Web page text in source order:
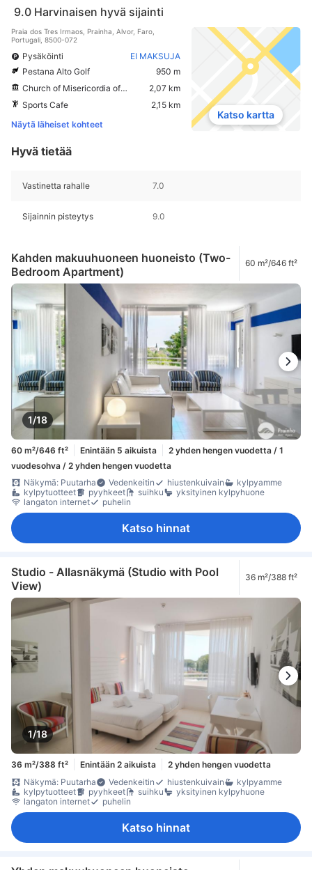
9.0 Harvinaisen hyvä sijainti
Praia dos Tres Irmaos, Prainha, Alvor, Faro,
Portugali, 8500-072
Pysäköinti
EI MAKSUJA
Pestana Alto Golf
950 m
Church of Misericordia of Alvor
2,07 km
Sports Cafe
2,15 km
Näytä läheiset kohteet
Katso kartta
Hyvä tietää
Vastinetta rahalle 7.0
Sijainnin pisteytys 9.0
Kahden makuuhuoneen huoneisto (Two-
Bedroom Apartment)
60 m²/646 ft²
1/18
60 m²/646 ft² Enintään 5 aikuista
2 yhden hengen vuodetta / 1
vuodesohva / 2 yhden hengen vuodetta
Näkymä: Puutarha
Vedenkeitin hiustenkuivain
kylpyamme
kylpytuotteet
pyyhkeet suihku
yksityinen kylpyhuone
langaton internet
puhelin
Katso hinnat
Studio - Allasnäkymä (Studio with Pool
View)
36 m²/388 ft²
1/18
36 m²/388 ft² Enintään 2 aikuista
2 yhden hengen vuodetta
Näkymä: Puutarha
Vedenkeitin hiustenkuivain
kylpyamme
kylpytuotteet
pyyhkeet suihku
yksityinen kylpyhuone
langaton internet
puhelin
Katso hinnat